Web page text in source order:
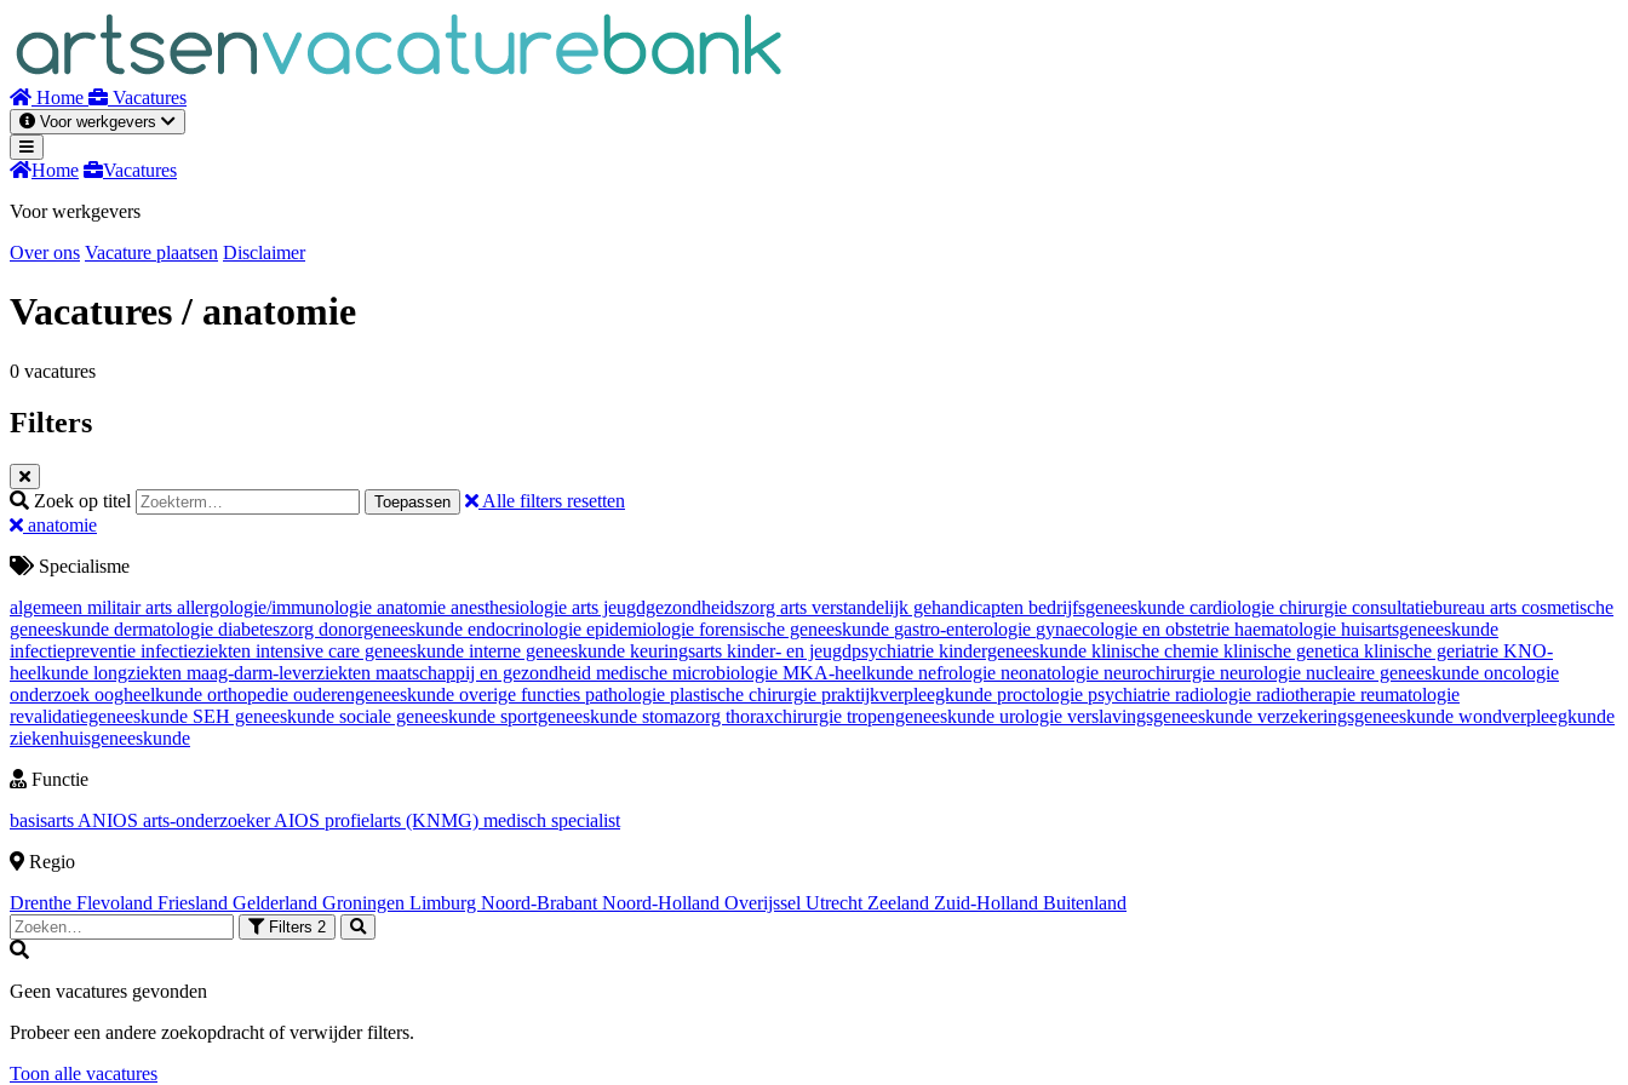
inhoud
Home Vacatures
Voor werkgevers
Home
Vacatures
Voor werkgevers
Over ons Vacature plaatsen Disclaimer
Vacatures/ anatomie
0 vacatures
Filters
Zoek op titel Toepassen
Alle filters resetten
anatomie
Specialisme
algemeen militair arts allergologie/immunologie anatomie anesthesiologie arts jeugdgezondheidszorg arts verstandelijk gehandicapten bedrijfsgeneeskunde cardiologie chirurgie consultatiebureau arts cosmetische
geneeskunde dermatologie diabeteszorg donorgeneeskunde endocrinologie epidemiologie forensische geneeskunde gastro-enterologie gynaecologie en obstetrie haematologie huisartsgeneeskunde
infectiepreventie infectieziekten intensive care geneeskunde interne geneeskunde keuringsarts kinder- en jeugdpsychiatrie kindergeneeskunde klinische chemie klinische genetica klinische geriatrie KNO-
heelkunde longziekten maag-darm-leverziekten maatschappij en gezondheid medische microbiologie MKA-heelkunde nefrologie neonatologie neurochirurgie neurologie nucleaire geneeskunde oncologie
onderzoek oogheelkunde orthopedie ouderengeneeskunde overige functies pathologie plastische chirurgie praktijkverpleegkunde proctologie psychiatrie radiologie radiotherapie reumatologie
revalidatiegeneeskunde SEH geneeskunde sociale geneeskunde sportgeneeskunde stomazorg thoraxchirurgie tropengeneeskunde urologie verslavingsgeneeskunde verzekeringsgeneeskunde wondverpleegkunde
ziekenhuisgeneeskunde
Functie
basisarts ANIOS arts-onderzoekerAIOS profielarts (KNMG) medisch specialist
Regio
Drenthe Flevoland Friesland Gelderland Groningen Limburg Noord-Brabant Noord-Holland Overijssel Utrecht Zeeland Zuid-Holland Buitenland
Filters 2
Geen vacatures gevonden
Probeer een andere zoekopdracht of verwijder filters.
Toon alle vacatures